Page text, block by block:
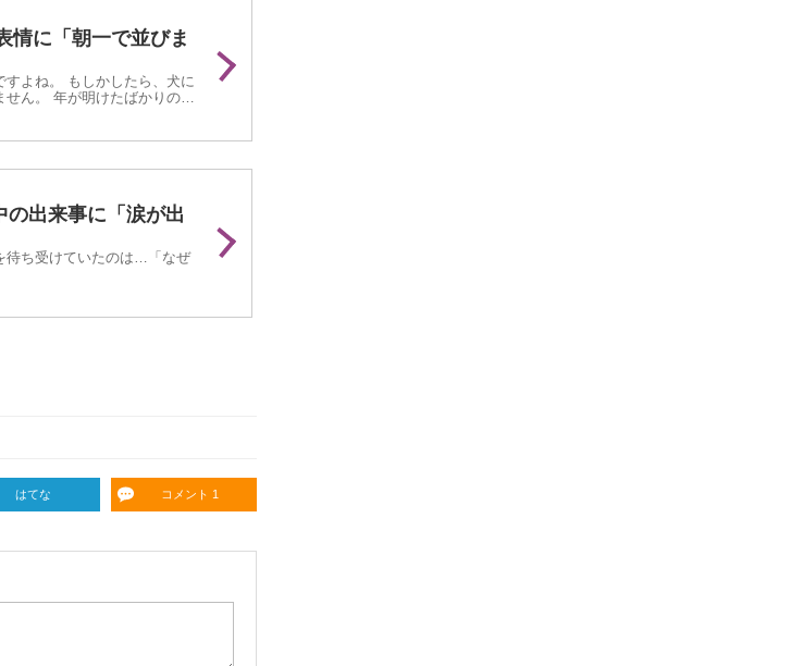
情に「朝一で並びま
よね。 もしかしたら、犬に
せん。 年が明けたばかりの
出来事に「涙が出
ち受けていたのは…「なぜ
はてな コメント 1